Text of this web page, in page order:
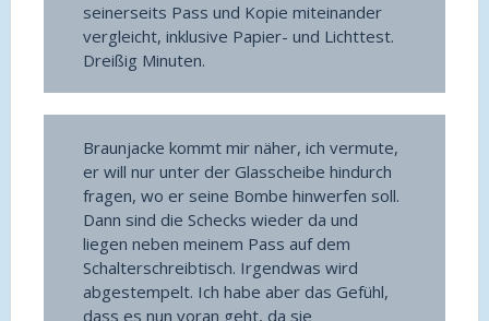
seinerseits Pass und Kopie miteinander
vergleicht, inklusive Papier- und Lichttest.
Dreißig Minuten.
Braunjacke kommt mir näher, ich vermute,
er will nur unter der Glasscheibe hindurch
fragen, wo er seine Bombe hinwerfen soll.
Dann sind die Schecks wieder da und
liegen neben meinem Pass auf dem
Schalterschreibtisch. Irgendwas wird
abgestempelt. Ich habe aber das Gefühl,
dass es nun voran geht, da sie